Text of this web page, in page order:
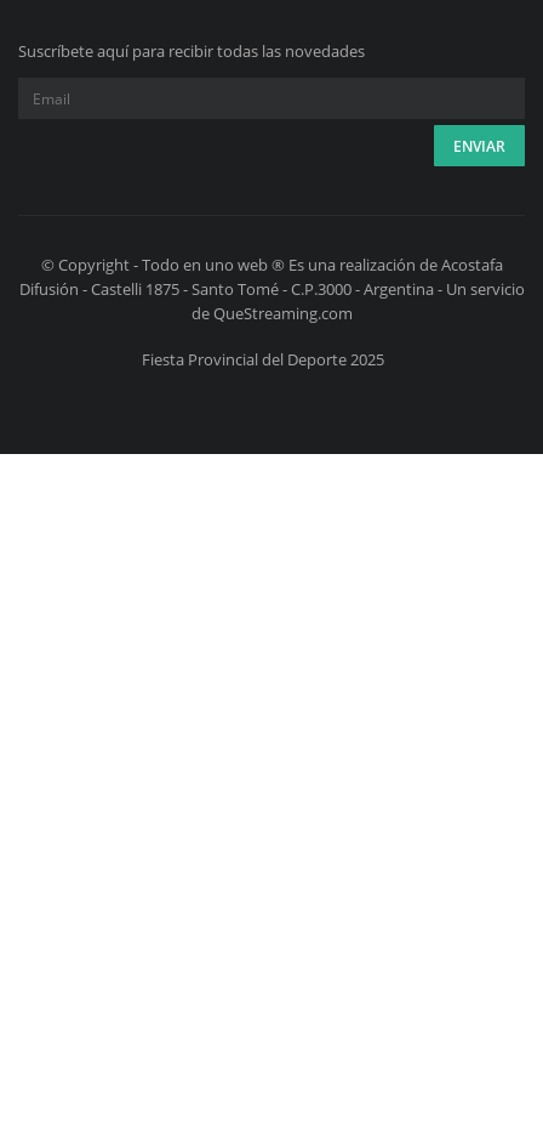
Suscríbete aquí para recibir todas las novedades
© Copyright - Todo en uno web ® Es una realización de Acostafa
Difusión - Castelli 1875 - Santo Tomé - C.P.3000 - Argentina - Un servicio
de QueStreaming.com
Fiesta Provincial del Deporte 2025